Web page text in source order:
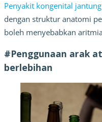
Penyakit kongenital jantung
dengan struktur anatomi
boleh menyebabkan
#Penggunaan arak
berlebihan